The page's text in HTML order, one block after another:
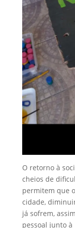
O retorno à
cheios de
permitem que
cidade,
já sofrem,
pessoal junto